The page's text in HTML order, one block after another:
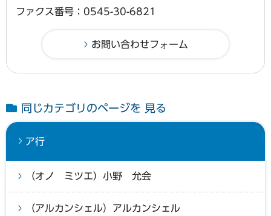
ファクス番号：0545-30-6821
同じカテゴリのページを 見る
ア行
（オノ ミツエ）小野 允会
（アルカンシェル）アルカンシェル